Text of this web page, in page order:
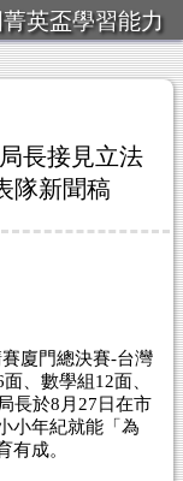
英盃學習能力
長接見立法
隊新聞稿
廈門總決賽-台灣
面、數學組 12面、
長於8月 27 日在市
小年紀就能「為
有成。